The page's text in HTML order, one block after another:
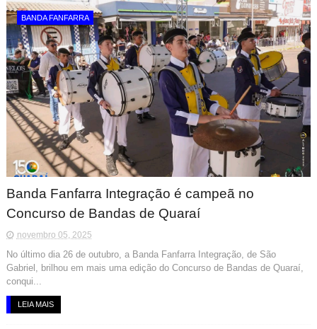
BANDA FANFARRA
Banda Fanfarra Integração é campeã no
Concurso de Bandas de Quaraí
novembro 05, 2025
No último dia 26 de outubro, a Banda Fanfarra Integração, de São
Gabriel, brilhou em mais uma edição do Concurso de Bandas de Quaraí,
conqui...
LEIA MAIS